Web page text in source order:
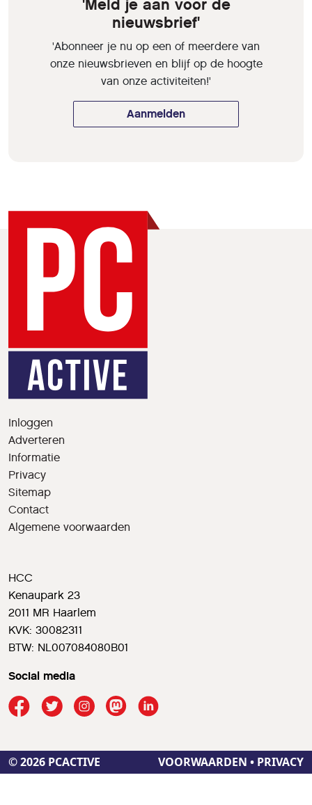
'Meld je aan voor de
nieuwsbrief'
'Abonneer je nu op een of meerdere van
onze nieuwsbrieven en blijf op de hoogte
van onze activiteiten!'
Aanmelden
Inloggen
Adverteren
Informatie
Privacy
Sitemap
Contact
Algemene voorwaarden
HCC
Kenaupark 23
2011 MR Haarlem
KVK: 30082311
BTW: NL007084080B01
Social media
© 2026 PCACTIVE VOORWAARDEN • PRIVACY